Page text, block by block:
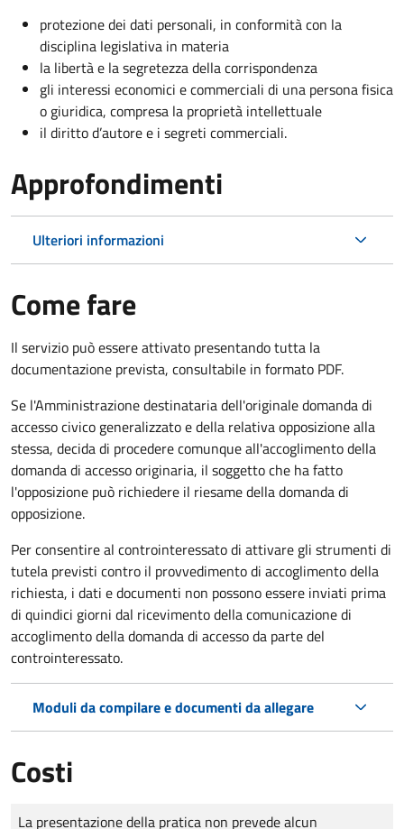
protezione dei dati personali, in conformità con la
disciplina legislativa in materia
la libertà e la segretezza della corrispondenza
gli interessi economici e commerciali di una persona fisica
o giuridica, compresa la proprietà intellettuale
il diritto d’autore e i segreti commerciali.
Approfondimenti
Ulteriori informazioni
Come fare
Il servizio può essere attivato presentando tutta la
documentazione prevista, consultabile in formato PDF.
Se l'Amministrazione destinataria dell'originale domanda di
accesso civico generalizzato e della relativa opposizione alla
stessa, decida di procedere comunque all'accoglimento della
domanda di accesso originaria, il soggetto che ha fatto
l'opposizione può richiedere il riesame della domanda di
opposizione.
Per consentire al controinteressato di attivare gli strumenti di
tutela previsti contro il provvedimento di accoglimento della
richiesta, i dati e documenti non possono essere inviati prima
di quindici giorni dal ricevimento della comunicazione di
accoglimento della domanda di accesso da parte del
controinteressato.
Moduli da compilare e documenti da allegare
Costi
Tipo di pagamento
Importo
La presentazione della pratica non prevede alcun